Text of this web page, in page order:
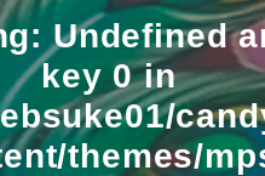
: Undefined
key 0 in
themes/